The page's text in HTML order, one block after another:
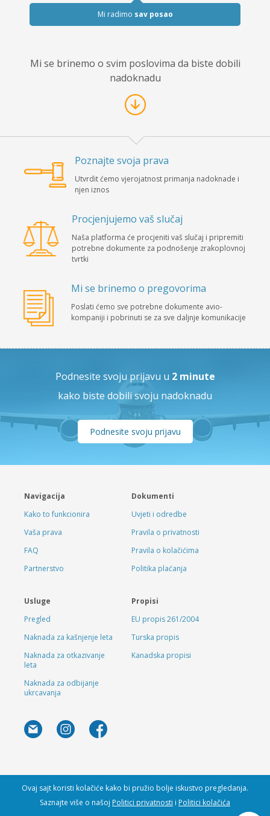
Mi radimo sav posao
Mi se brinemo o svim poslovima da biste dobili
nadoknadu
Poznajte svoja prava
Utvrdit ćemo vjerojatnost primanja nadoknade i
njen iznos
Procjenjujemo vaš slučaj
Naša platforma će procjeniti vaš slučaj i pripremiti
potrebne dokumente za podnošenje zrakoplovnoj
tvrtki
Mi se brinemo o pregovorima
Poslati ćemo sve potrebne dokumente avio-
kompaniji i pobrinuti se za sve daljnje komunikacije
Podnesite svoju prijavu u 2 minute
kako biste dobili svoju nadoknadu
Podnesite svoju prijavu
Navigacija
Kako to funkcionira
Vaša prava
FAQ
Partnerstvo
Dokumenti
Uvjeti i odredbe
Pravila o privatnosti
Pravila o kolačićima
Politika plaćanja
Usluge
Pregled
Naknada za kašnjenje leta
Naknada za otkazivanje
leta
Naknada za odbijanje
ukrcavanja
Propisi
EU propis 261/2004
Turska propis
Kanadska propisi
Ovaj sajt koristi kolačiće kako bi pružio bolje iskustvo pregledanja.
Saznajte više o našoj Politici privatnosti i Politici kolačića